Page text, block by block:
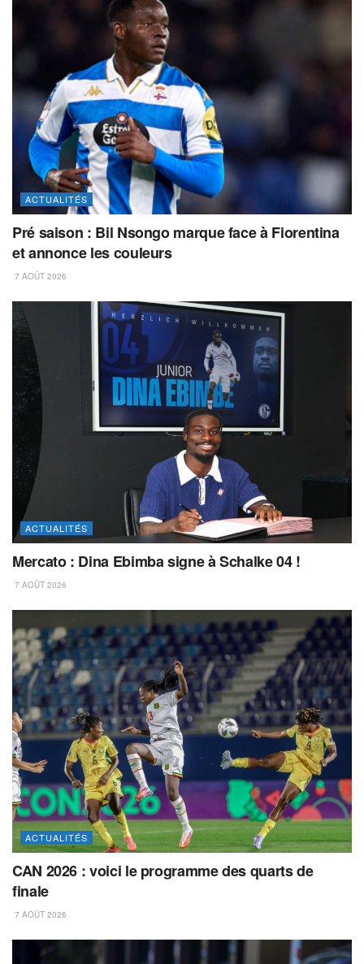
ACTUALITÉS
Pré saison : Bil Nsongo marque face à Fiorentina
et annonce les couleurs
7 AOÛT 2026
ACTUALITÉS
Mercato : Dina Ebimba signe à Schalke 04 !
7 AOÛT 2026
ACTUALITÉS
CAN 2026 : voici le programme des quarts de
finale
7 AOÛT 2026